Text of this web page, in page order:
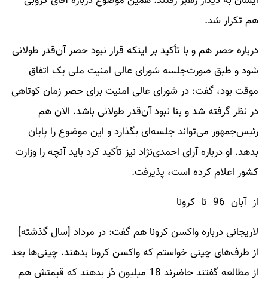
هم تکرار شد.
درباره حصر هم و با تأکید بر اینکه قرار نبود حصر آن‌قدر طولانی
شود و طبق صورت‌جلسه شورای عالی امنیت ملی یک اتفاق
موقت بود، گفت: در شورای عالی امنیت برای حصر زمان کوتاهی
در نظر گرفته شد و بنا نبود آن‌قدر طولانی باشد. الان هم
رئیس‌جمهور می‌تواند جلسه‌ای بگذارد و این موضوع را پایان
بدهد. او درباره آرای احمدی‌نژاد نیز تأکید کرد باید آنچه را وزارت
کشور اعلام کرده است، پذیرفت.
از آبان 96 تا کرونا
لاریجانی درباره واکسن کرونا هم گفت: در مرداد [سال گذشته]
از طرف‌های چینی خواستم که واکسن کرونا بدهند. چینی‌ها بعد
از مطالعه گفتند حاضرند 18 میلیون دُز بدهند که قیمتش هم